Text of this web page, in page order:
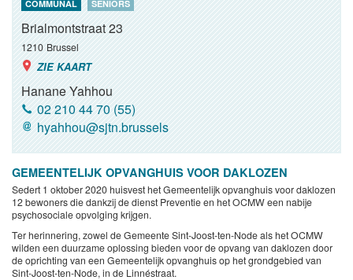
COMMUNAL SENIORS
Brialmontstraat 23
1210 Brussel
ZIE KAART
Hanane Yahhou
02 210 44 70 (55)
hyahhou@sjtn.brussels
GEMEENTELIJK OPVANGHUIS VOOR DAKLOZEN
Sedert 1 oktober 2020 huisvest het Gemeentelijk opvanghuis voor daklozen
12 bewoners die dankzij de dienst Preventie en het OCMW een nabije
psychosociale opvolging krijgen.
Ter herinnering, zowel de Gemeente Sint-Joost-ten-Node als het OCMW
wilden een duurzame oplossing bieden voor de opvang van daklozen door
de oprichting van een Gemeentelijk opvanghuis op het grondgebied van
Sint-Joost-ten-Node, in de Linnéstraat.